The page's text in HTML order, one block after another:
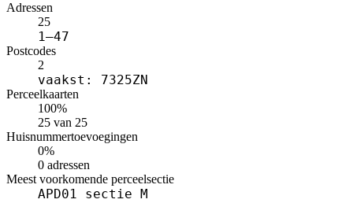
Adressen
25
1–47
Postcodes
2
vaakst: 7325ZN
Perceelkaarten
100%
25 van 25
Huisnummertoevoegingen
0%
0 adressen
Meest voorkomende perceelsectie
APD01 sectie M